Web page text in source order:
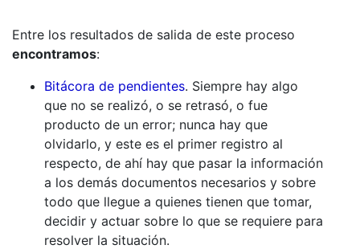
Entre los resultados de salida de este proceso
encontramos:
Bitácora de pendientes. Siempre hay algo
que no se realizó, o se retrasó, o fue
producto de un error; nunca hay que
olvidarlo, y este es el primer registro al
respecto, de ahí hay que pasar la información
a los demás documentos necesarios y sobre
todo que llegue a quienes tienen que tomar,
decidir y actuar sobre lo que se requiere para
resolver la situación.